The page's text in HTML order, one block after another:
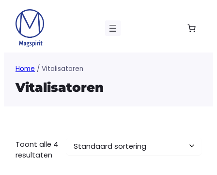
naar
inhoud
Home / Vitalisatoren
Vitalisatoren
Toont alle 4
resultaten